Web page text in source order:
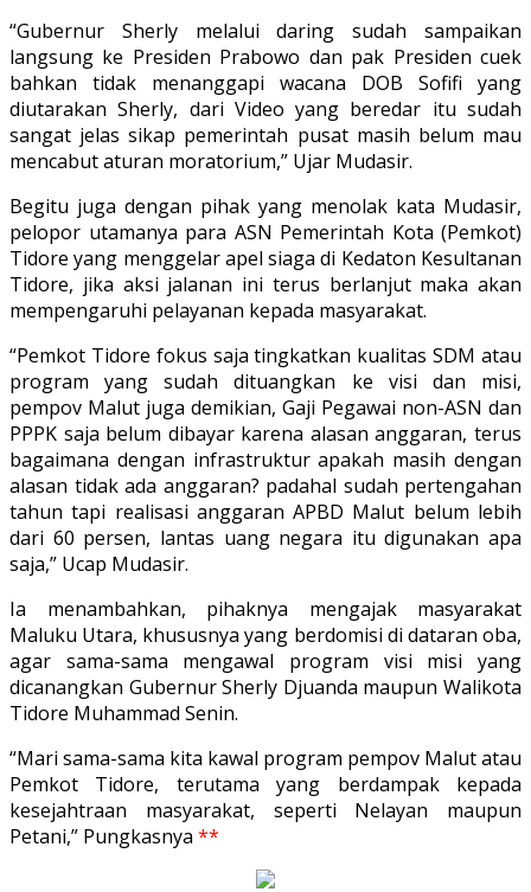
“Gubernur Sherly melalui daring sudah sampaikan
langsung ke Presiden Prabowo dan pak Presiden cuek
bahkan tidak menanggapi wacana DOB Sofifi yang
diutarakan Sherly, dari Video yang beredar itu sudah
sangat jelas sikap pemerintah pusat masih belum mau
mencabut aturan moratorium,” Ujar Mudasir.
Begitu juga dengan pihak yang menolak kata Mudasir,
pelopor utamanya para ASN Pemerintah Kota (Pemkot)
Tidore yang menggelar apel siaga di Kedaton Kesultanan
Tidore, jika aksi jalanan ini terus berlanjut maka akan
mempengaruhi pelayanan kepada masyarakat.
“Pemkot Tidore fokus saja tingkatkan kualitas SDM atau
program yang sudah dituangkan ke visi dan misi,
pempov Malut juga demikian, Gaji Pegawai non-ASN dan
PPPK saja belum dibayar karena alasan anggaran, terus
bagaimana dengan infrastruktur apakah masih dengan
alasan tidak ada anggaran? padahal sudah pertengahan
tahun tapi realisasi anggaran APBD Malut belum lebih
dari 60 persen, lantas uang negara itu digunakan apa
saja,” Ucap Mudasir.
Ia menambahkan, pihaknya mengajak masyarakat
Maluku Utara, khususnya yang berdomisi di dataran oba,
agar sama-sama mengawal program visi misi yang
dicanangkan Gubernur Sherly Djuanda maupun Walikota
Tidore Muhammad Senin.
“Mari sama-sama kita kawal program pempov Malut atau
Pemkot Tidore, terutama yang berdampak kepada
kesejahtraan masyarakat, seperti Nelayan maupun
Petani,” Pungkasnya **